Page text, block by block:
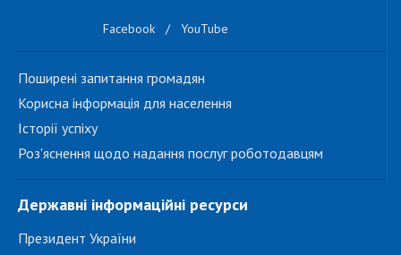
Facebook / YouTube
Поширені запитання громадян
Корисна інформація для населення
Історії успіху
Роз'яснення щодо надання послуг роботодавцям
Державні інформаційні ресурси
Президент України